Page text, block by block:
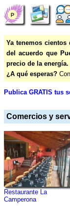
Ya tenemos cientos
del acuerdo que
precio de la energía.
¿A qué esperas?
Publica GRATIS tus
Comercios y
Restaurante La
Camperona